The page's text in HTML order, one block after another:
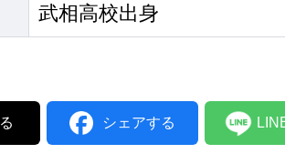
武相高校出身
シェアする